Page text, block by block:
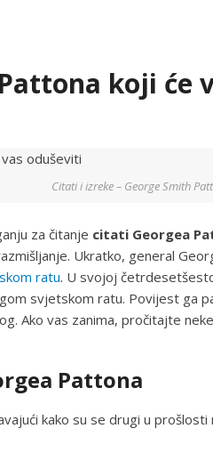
koji će
Citati i izreke – George Smith
za čitanje citati Georgea
Ukratko, general
ratu. U svojoj
svjetskom ratu. Povijest ga
Ako vas zanima, pročitajte
Pattona
kako su se drugi u prošlosti